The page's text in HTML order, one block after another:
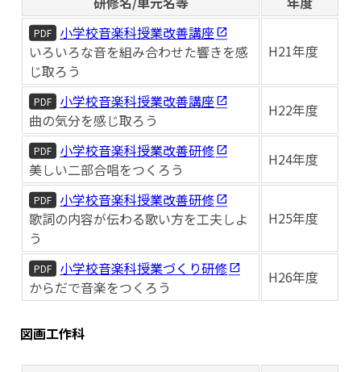
PDF
小学校音楽科授業改善講座
いろいろな音を組み合わせた響きを感
じ取ろう
H21年度
PDF
小学校音楽科授業改善講座
曲の気分を感じ取ろう
H22年度
PDF
小学校音楽科授業改善研修
美しい二部合唱をつくろう
H24年度
PDF
小学校音楽科授業改善研修
歌詞の内容が伝わる歌い方を工夫しよ
う
H25年度
PDF
小学校音楽科授業づくり研修
からだで音楽をつくろう
H26年度
図画工作科